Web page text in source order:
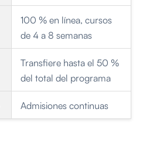
100 % en línea, cursos
de 4 a 8 semanas
Transfiere hasta el 50 %
del total del programa
Admisiones continuas